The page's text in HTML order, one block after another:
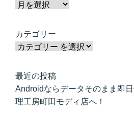
カテゴリー
最近の投稿
Androidならデータそのまま即
理工房町田モディ店へ！